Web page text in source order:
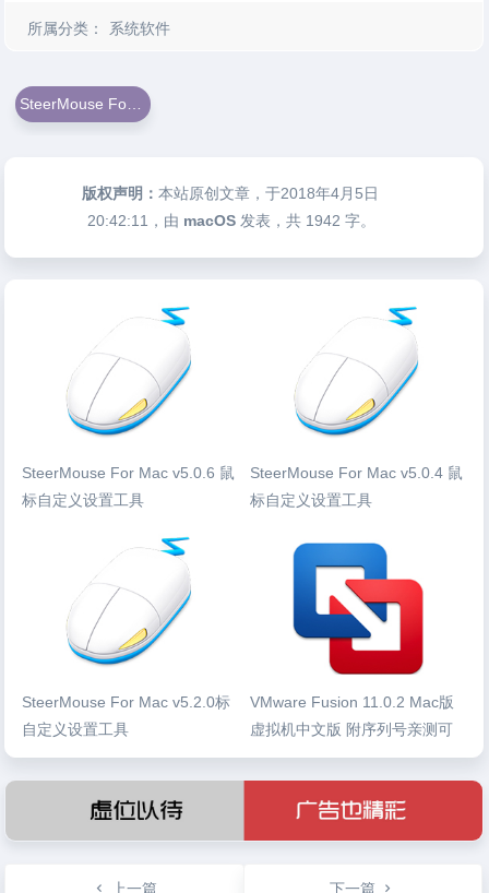
所属分类： 系统软件
版权声明：本站原创文章，于2018年4月5日
20:42:11 ，由 macOS 发表，共 1942 字。
SteerMouse For Mac v5.0.6 鼠
标自定义设置工具
SteerMouse For Mac v5.0.4 鼠
标自定义设置工具
SteerMouse For Mac v5.2.0标
自定义设置工具
VMware Fusion 11.0.2 Mac版
虚拟机中文版 附序列号亲测可
用
上一篇 下一篇